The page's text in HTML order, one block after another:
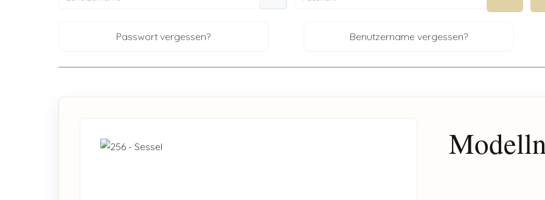
Passwort vergessen?
Benutzername vergessen?